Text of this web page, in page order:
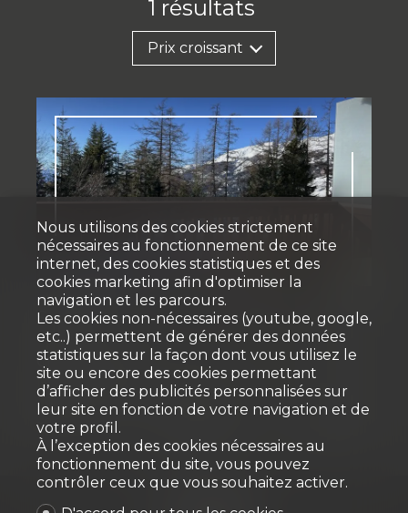
1 résultats
Prix croissant
Loué
Studio
Crans-Montana
~ 24 m² 1
Nous utilisons des cookies strictement
nécessaires au fonctionnement de ce site
internet, des cookies statistiques et des
cookies marketing afin d'optimiser la
navigation et les parcours.
Les cookies non-nécessaires (youtube, google,
etc..) permettent de générer des données
statistiques sur la façon dont vous utilisez le
site ou encore des cookies permettant
d’afficher des publicités personnalisées sur
leur site en fonction de votre navigation et de
votre profil.
À l’exception des cookies nécessaires au
fonctionnement du site, vous pouvez
contrôler ceux que vous souhaitez activer.